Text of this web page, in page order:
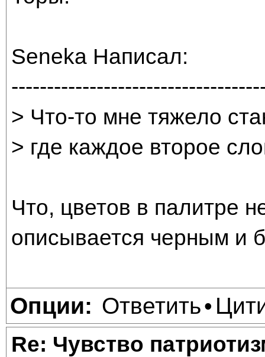
Seneka Написал:
> Что-то мне тяжело
> где каждое второе
Что, цветов в палитре
описывается черным и
Опции: Ответить•
Re: Чувство